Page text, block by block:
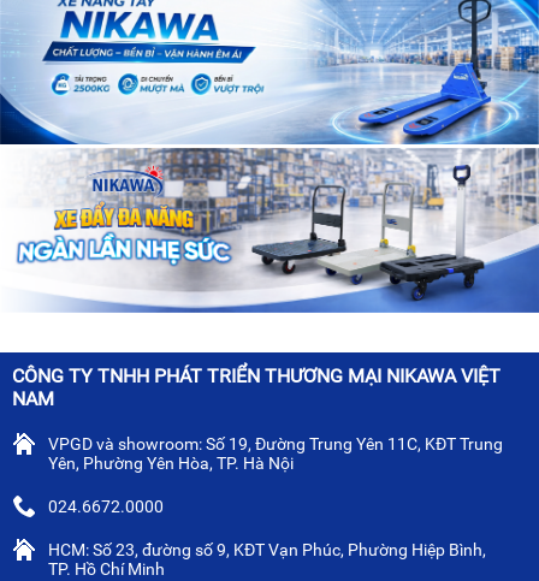
CÔNG TY TNHH PHÁT TRIỂN THƯƠNG MẠI NIKAWA VIỆT
NAM
VPGD và showroom: Số 19, Đường Trung Yên 11C, KĐT Trung
Yên, Phường Yên Hòa, TP. Hà Nội
024.6672.0000
HCM: Số 23, đường số 9, KĐT Vạn Phúc, Phường Hiệp Bình,
TP. Hồ Chí Minh